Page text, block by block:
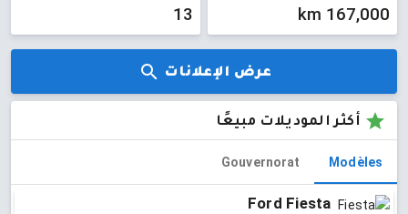
167,000 km
13
عرض الإعلانات
أكثر الموديلات مبيعًا
Modèles
Gouvernorat
Ford Fiesta